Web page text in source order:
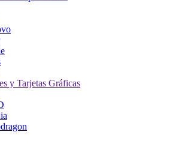
y Tarjetas Gráficas